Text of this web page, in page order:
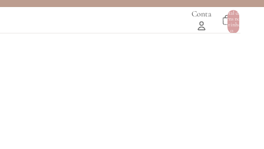
Conta
Total de
itens no
carrinho:
0